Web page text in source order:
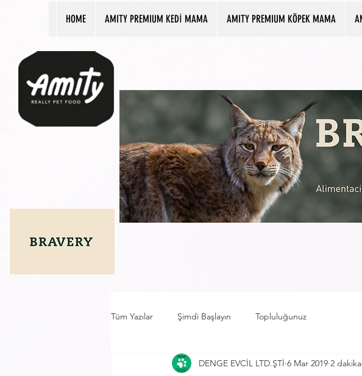
HOME AMITY PREMIUM KEDİ MAMA AMITY PREMIUM KÖPEK MAMA
Tüm Yazılar Şimdi Başlayın Topluluğunuz
DENGE EVCİL LTD.ŞTİ 6 Mar 2019 2